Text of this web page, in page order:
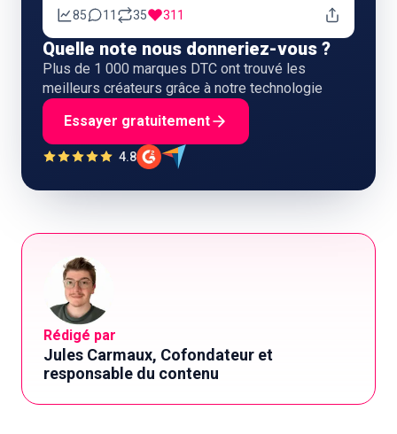
85 11 35 311
Quelle note nous donneriez-vous ?
Plus de 1 000 marques DTC ont trouvé les
meilleurs créateurs grâce à notre technologie
Essayer gratuitement
4.8
Rédigé par
Jules Carmaux, Cofondateur et
responsable du contenu